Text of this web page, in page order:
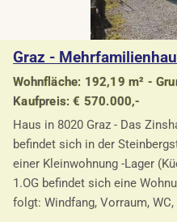
Graz -
Wohnfläche: 192,19 m² -
Kaufpreis: € 570.000,-
Haus in 8020 Graz - Das
befindet sich in der
einer Kleinwohnung -Lager
1.OG befindet sich eine
folgt: Windfang, Vorraum, WC,